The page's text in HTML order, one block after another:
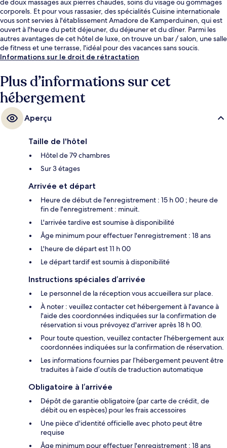
de doux massages aux pierres chaudes, soins du visage ou gommages
corporels. Et pour vous rassasier, des spécialités Cuisine internationale
vous sont servies à l'établissement Amadore de Kamperduinen, qui est
ouvert à l'heure du petit déjeuner, du déjeuner et du dîner. Parmi les
autres avantages de cet hôtel de luxe, on trouve un bar / salon, une salle
de fitness et une terrasse, l'idéal pour des vacances sans soucis.
Informations sur le droit de rétractation
Plus d’informations sur cet
hébergement
Aperçu
Taille de l'hôtel
Hôtel de 79 chambres
Sur 3 étages
Arrivée et départ
Heure de début de l'enregistrement : 15 h 00 ; heure de
fin de l'enregistrement : minuit.
L'arrivée tardive est soumise à disponibilité
Âge minimum pour effectuer l'enregistrement : 18 ans
L'heure de départ est 11 h 00
Le départ tardif est soumis à disponibilité
Instructions spéciales d’arrivée
Le personnel de la réception vous accueillera sur place.
À noter : veuillez contacter cet hébergement à l'avance à
l'aide des coordonnées indiquées sur la confirmation de
réservation si vous prévoyez d'arriver après 18 h 00.
Pour toute question, veuillez contacter l’hébergement aux
coordonnées indiquées sur la confirmation de réservation.
Les informations fournies par l’hébergement peuvent être
traduites à l’aide d’outils de traduction automatique
Obligatoire à l’arrivée
Dépôt de garantie obligatoire (par carte de crédit, de
débit ou en espèces) pour les frais accessoires
Une pièce d'identité officielle avec photo peut être
requise
Âge minimum pour effectuer l'enregistrement : 18 ans